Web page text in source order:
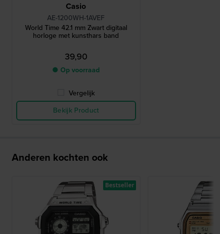
Casio
AE-1200WH-1AVEF
World Time 42.1 mm Zwart digitaal
horloge met kunsthars band
39,90
● Op voorraad
Vergelijk
Bekijk Product
Anderen kochten ook
Bestseller